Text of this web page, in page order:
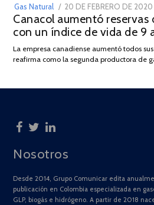
Gas Natural
POSTED
ON
20 DE FEBRERO DE 2020
Canacol aumentó reservas
con un índice de vida de 9
La empresa canadiense aumentó todos
reafirma como la segunda productora de
Nosotros
Desde 2014, Grupo Comunicar edita
publicación en Colombia especializada en
GLP, biogás e hidrógeno. A partir de 2018